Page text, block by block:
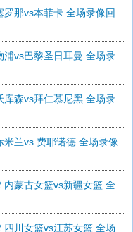
那vs本菲卡 全场录像回
vs巴黎圣日耳曼 全场录
森vs拜仁慕尼黑 全场录
兰vs 费耶诺德 全场录像
蒙古女篮vs新疆女篮 全
川女篮vs江苏女篮 全场